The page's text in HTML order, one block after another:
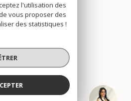
Natalia JIMENEZ
suivre
l'utilisation des
vous proposer des
des statistiques !